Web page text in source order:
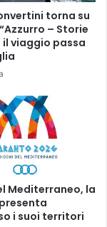
torna su
– Storie
il viaggio passa
Mediterraneo, la
i suoi territori